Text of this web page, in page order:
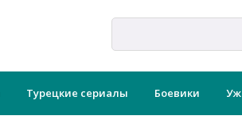
Турецкие сериалы Боевики